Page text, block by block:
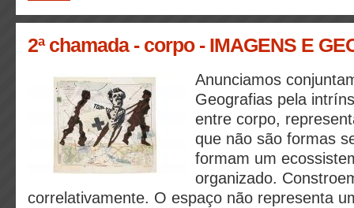
2ª chamada - corpo - IMAGENS E
Anunciamos
Geografias pela
entre corpo,
que não são formas
formam um
organizado.
correlativamente. O espaço não representa